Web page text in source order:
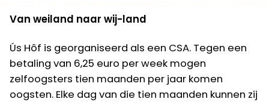
Van weiland naar wij-land
Ús Hôf is georganiseerd als een CSA. Tegen een
betaling van 6,25 euro per week mogen
zelfoogsters tien maanden per jaar komen
oogsten. Elke dag van die tien maanden kunnen zij